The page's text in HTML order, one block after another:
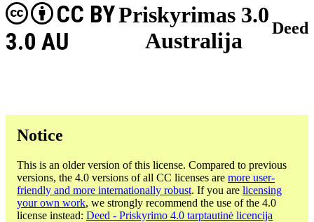
Priskyrimas 3.0
Australija
CC BY
3.0 AU
Deed
Notice
This is an older version of this license. Compared to previous
versions, the 4.0 versions of all CC licenses are more user-
friendly and more internationally robust. If you are licensing
your own work, we strongly recommend the use of the 4.0
license instead: Deed - Priskyrimo 4.0 tarptautinė licencija